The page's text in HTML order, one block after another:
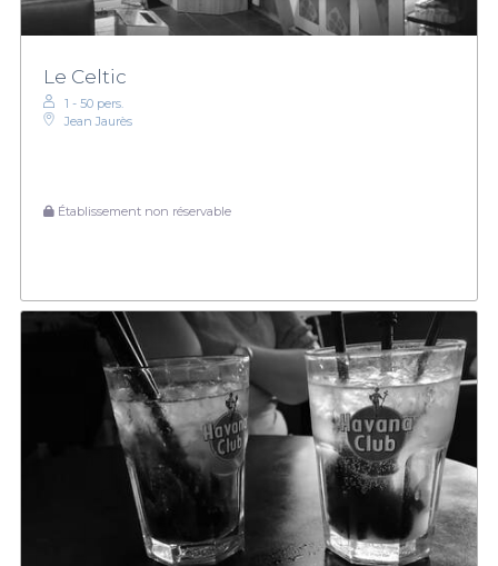
Le Celtic
1 - 50 pers.
Jean Jaurès
Établissement non réservable